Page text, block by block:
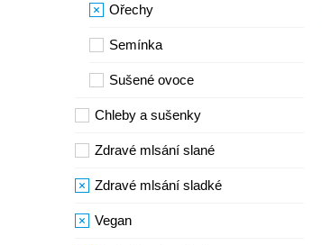
Ořechy
Semínka
Sušené ovoce
Chleby a sušenky
Zdravé mlsání slané
Zdravé mlsání sladké
Vegan